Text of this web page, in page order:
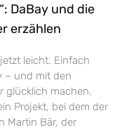
DaBay und die
erzählen
leicht. Einfach
– und mit den
glücklich machen.
Projekt, bei dem der
Martin Bär, der